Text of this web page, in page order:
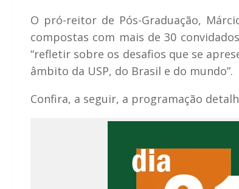
O pró-reitor de Pós-Graduação,
compostas com mais de 30
“refletir sobre os desafios que se
âmbito da USP, do Brasil e do mundo”.
Confira, a seguir, a programação